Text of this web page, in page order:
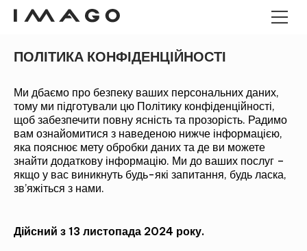
ПАНЕЛЬНІ КОМП'ЮТЕРИ
ANDROID
ГРОШОВІ ЯЩИКИ
ПРОМИСЛОВИЙ МІНІ-ПК
КІОСКИ
ЗЧИТУВАЧІ ШТРИХ-КОДІВ
ДЕРЕВО ІМАГО
ПОЛІТИКА КОНФІДЕНЦІЙНОСТІ
Ми дбаємо про безпеку ваших персональних даних,
тому ми підготували цю Політику конфіденційності,
щоб забезпечити повну ясність та прозорість. Радимо
вам ознайомитися з наведеною нижче інформацією,
яка пояснює мету обробки даних та де ви можете
знайти додаткову інформацію. Ми до ваших послуг –
якщо у вас виникнуть будь-які запитання, будь ласка,
зв’яжіться з нами.
Дійсний з 13 листопада 2024 року.